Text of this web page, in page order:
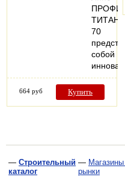
ПРОФИ
ТИТАН
70
собой
664 руб Купить
— Строительный
каталог
—
рынки